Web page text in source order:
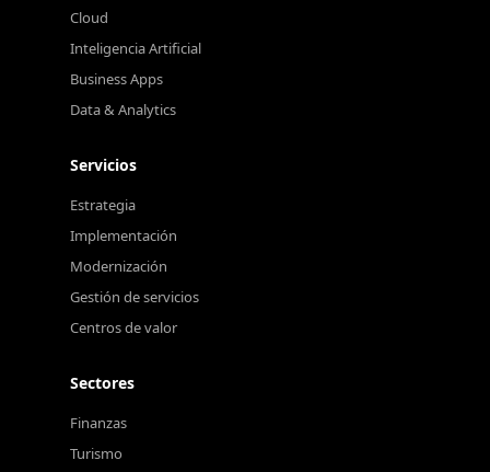
Cloud
Inteligencia Artificial
Business Apps
Data & Analytics
Servicios
Estrategia
Implementación
Modernización
Gestión de servicios
Centros de valor
Sectores
Finanzas
Turismo